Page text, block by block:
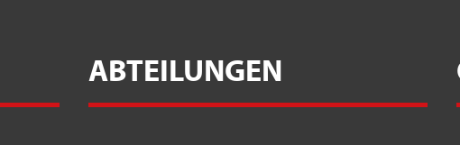
ABTEILUNGEN